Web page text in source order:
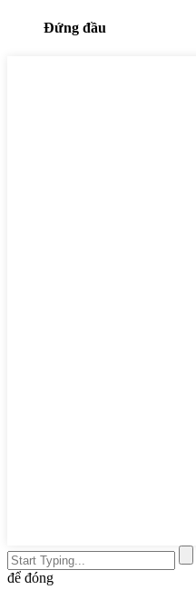
Đứng đầu
để đóng